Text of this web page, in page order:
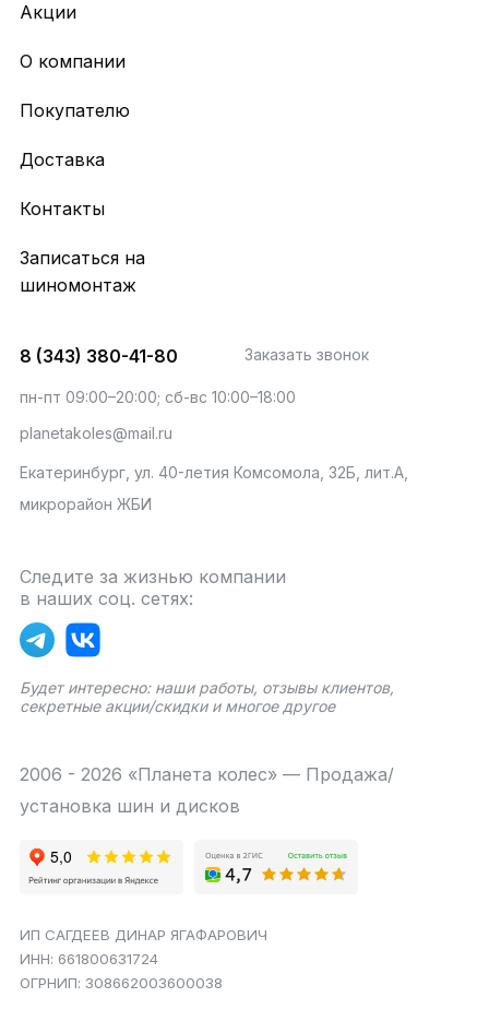
Акции
О компании
Покупателю
Доставка
Контакты
Записаться на
шиномонтаж
8 (343) 380-41-80 Заказать звонок
пн-пт 09:00–20:00; сб-вс 10:00–18:00
planetakoles@mail.ru
Екатеринбург, ул. 40-летия Комсомола, 32Б, лит.А,
микрорайон ЖБИ
Следите за жизнью компании
в наших соц. сетях:
Будет интересно: наши работы, отзывы клиентов,
секретные акции/скидки и многое другое
2006 - 2026 «Планета колес» — Продажа/
установка шин и дисков
ИП САГДЕЕВ ДИНАР ЯГАФАРОВИЧ
ИНН: 661800631724
ОГРНИП: 308662003600038